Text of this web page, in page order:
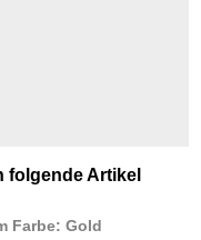
folgende Artikel
Farbe: Gold